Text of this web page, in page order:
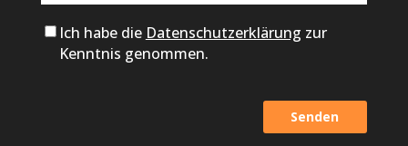
Ich habe die Datenschutzerklärung zur
Kenntnis genommen.